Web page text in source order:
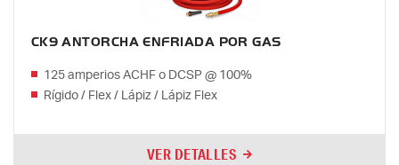
CK9 ANTORCHA ENFRIADA POR GAS
125 amperios ACHF o DCSP @ 100%
Rígido / Flex / Lápiz / Lápiz Flex
VER DETALLES